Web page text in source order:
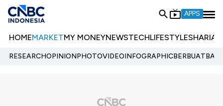
APPS
HOMEMARKETMY MONEYNEWSTECHLIFESTYLESHARIA
RESEARCHOPINIONPHOTOVIDEOINFOGRAPHIC